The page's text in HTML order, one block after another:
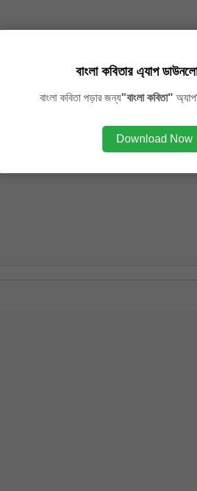
বাংলা কবিতার এ্যাপ
বাংলা কবিতা পড়ার জন্য"বাংলা কবিতা"
Download Now